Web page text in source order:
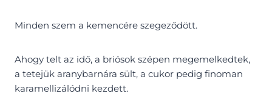
Minden szem a kemencére szegeződött.
Ahogy telt az idő, a briósok szépen megemelkedtek,
a tetejük aranybarnára sült, a cukor pedig finoman
karamellizálódni kezdett.